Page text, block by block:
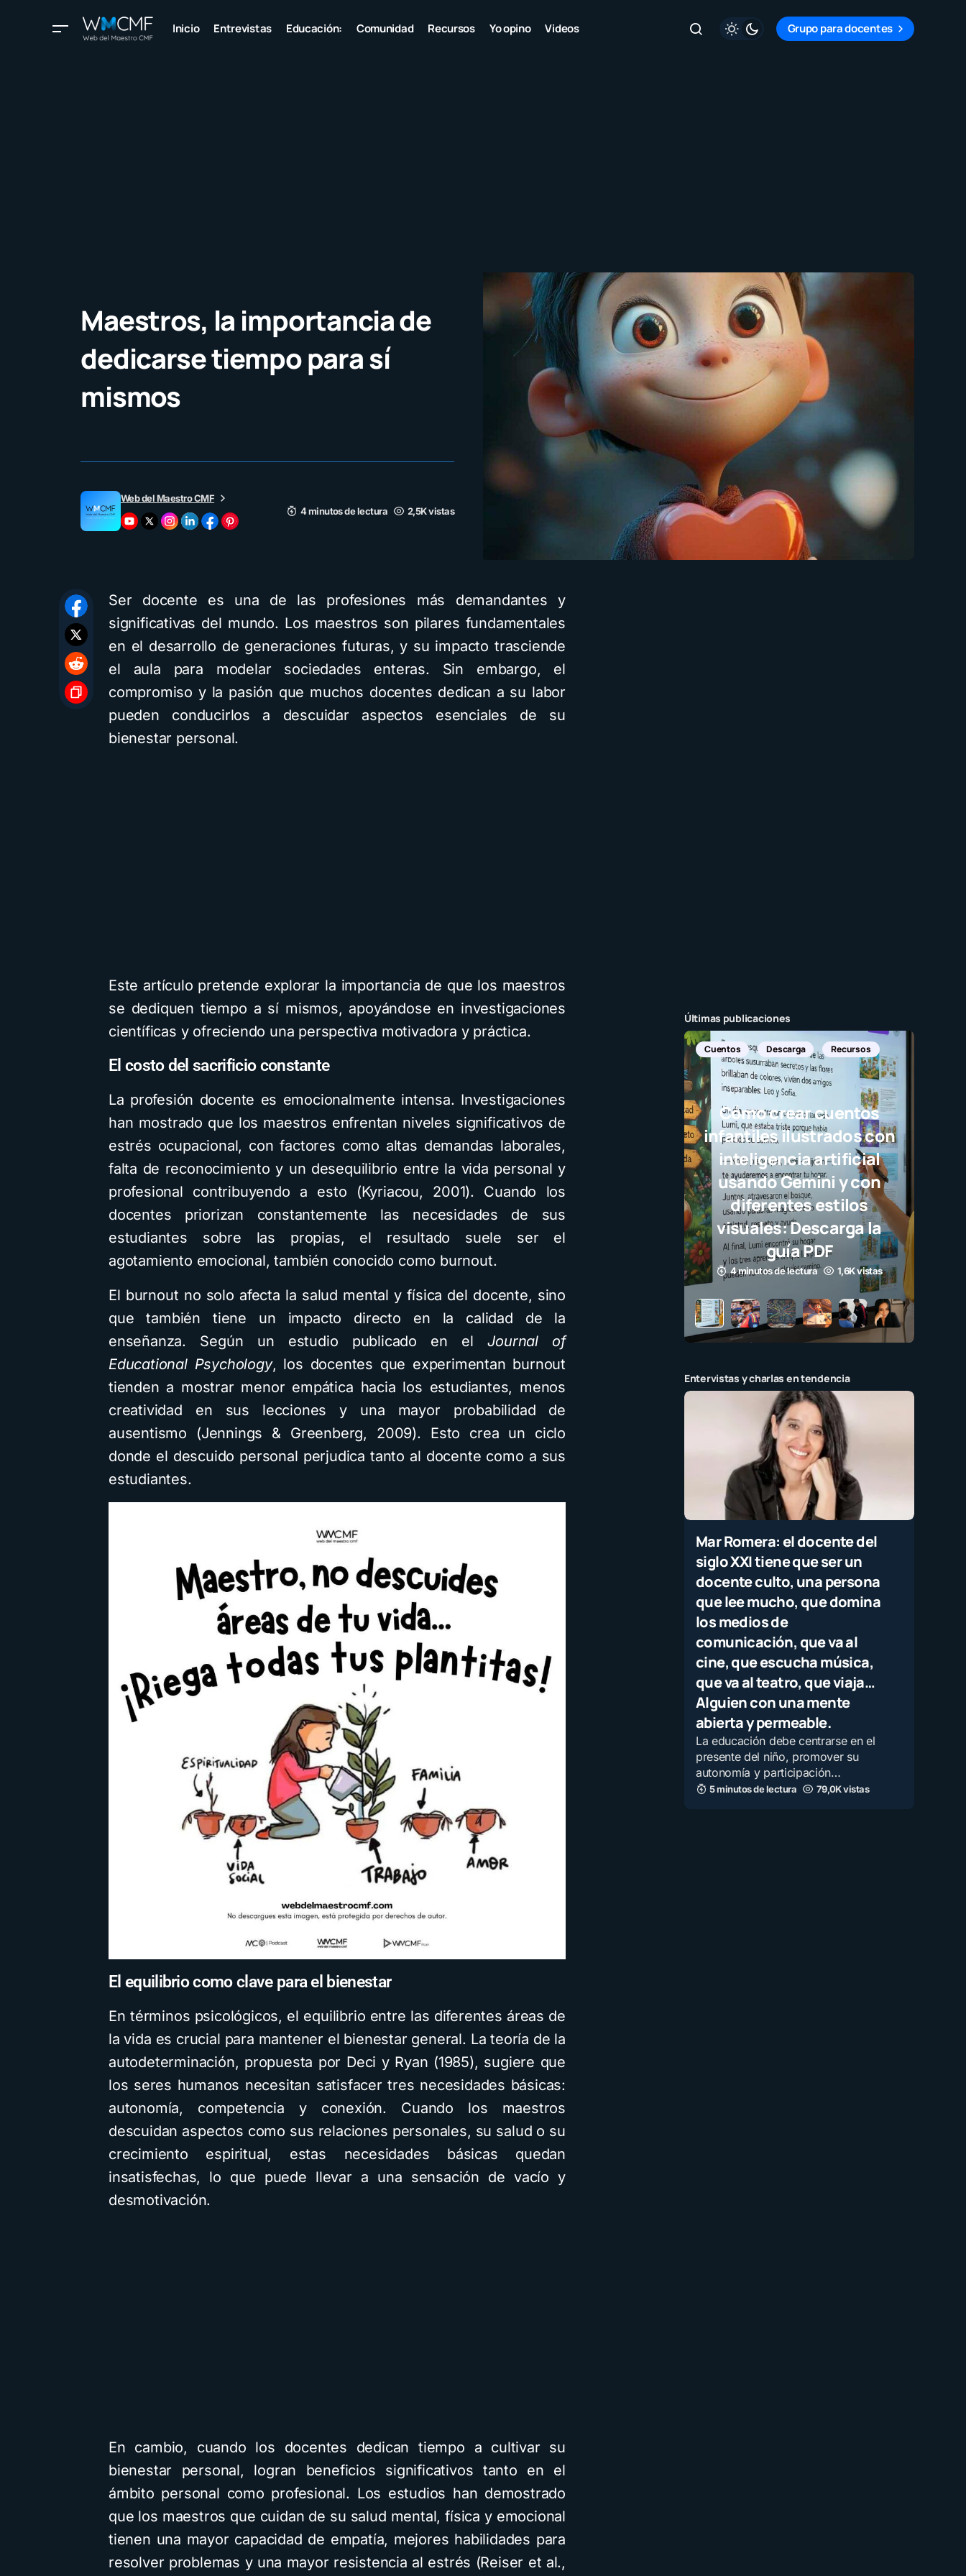
Inicio Entrevistas Educación: Comunidad Recursos Yo opino Videos Grupo para docentes
Maestros, la importancia de
dedicarse tiempo para sí
mismos
Web del Maestro CMF
4 minutos de lectura
2,5K vistas
Ser docente es una de las profesiones más demandantes y
significativas del mundo. Los maestros son pilares fundamentales
en el desarrollo de generaciones futuras, y su impacto trasciende
el aula para modelar sociedades enteras. Sin embargo, el
compromiso y la pasión que muchos docentes dedican a su labor
pueden conducirlos a descuidar aspectos esenciales de su
bienestar personal.
Este artículo pretende explorar la importancia de que los maestros
se dediquen tiempo a sí mismos, apoyándose en investigaciones
científicas y ofreciendo una perspectiva motivadora y práctica.
El costo del sacrificio constante
La profesión docente es emocionalmente intensa. Investigaciones
han mostrado que los maestros enfrentan niveles significativos de
estrés ocupacional, con factores como altas demandas laborales,
falta de reconocimiento y un desequilibrio entre la vida personal y
profesional contribuyendo a esto (Kyriacou, 2001). Cuando los
docentes priorizan constantemente las necesidades de sus
estudiantes sobre las propias, el resultado suele ser el
agotamiento emocional, también conocido como burnout.
El burnout no solo afecta la salud mental y física del docente, sino
que también tiene un impacto directo en la calidad de la
enseñanza. Según un estudio publicado en elJournal of
Educational Psychology, los docentes que experimentan burnout
tienden a mostrar menor empática hacia los estudiantes, menos
creatividad en sus lecciones y una mayor probabilidad de
ausentismo (Jennings & Greenberg, 2009). Esto crea un ciclo
donde el descuido personal perjudica tanto al docente como a sus
estudiantes.
El equilibrio como clave para el bienestar
En términos psicológicos, el equilibrio entre las diferentes áreas de
la vida es crucial para mantener el bienestar general. La teoría de la
autodeterminación, propuesta por Deci y Ryan (1985), sugiere que
los seres humanos necesitan satisfacer tres necesidades básicas:
autonomía, competencia y conexión. Cuando los maestros
descuidan aspectos como sus relaciones personales, su salud o su
crecimiento espiritual, estas necesidades básicas quedan
insatisfechas, lo que puede llevar a una sensación de vacío y
desmotivación.
En cambio, cuando los docentes dedican tiempo a cultivar su
bienestar personal, logran beneficios significativos tanto en el
ámbito personal como profesional. Los estudios han demostrado
que los maestros que cuidan de su salud mental, física y emocional
tienen una mayor capacidad de empatía, mejores habilidades para
resolver problemas y una mayor resistencia al estrés (Reiser et al.,
Últimas publicaciones
Descarga Recursos
Cómo crear cuentos
infantiles ilustrados con
inteligencia artificial
usando Gemini y con
diferentes estilos
visuales: Descarga la
guía PDF
4 minutos de lectura 1,6K vistas
Entervistas y charlas en tendencia
Mar Romera: el docente del
siglo XXI tiene que ser un
docente culto, una persona
que lee mucho, que domina
los medios de
comunicación, que va al
cine, que escucha música,
que va al teatro, que viaja…
Alguien con una mente
abierta y permeable.
La educación debe centrarse en el
presente del niño, promover su
autonomía y participación…
5 minutos de lectura 79,0K vistas